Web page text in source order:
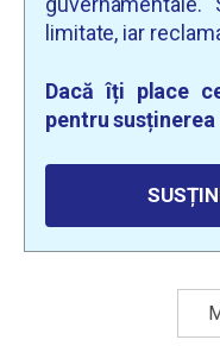
limitate, iar
Dacă îți place
pentru